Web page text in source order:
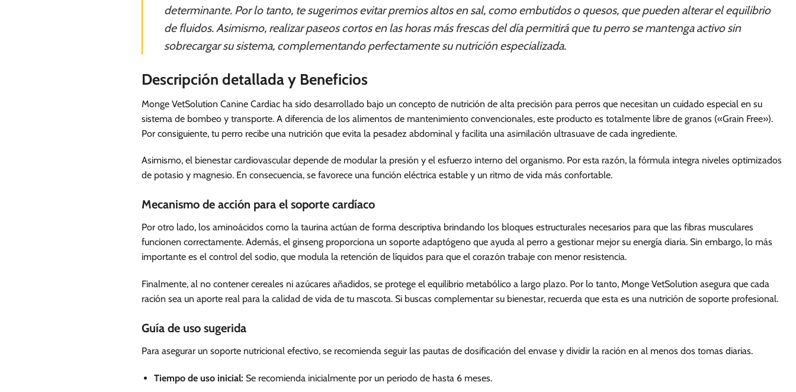
determinante. Por lo tanto, te sugerimos evitar premios altos en sal, como embutidos o quesos, que pueden alterar el equilibrio
de fluidos. Asimismo, realizar paseos cortos en las horas más frescas del día permitirá que tu perro se mantenga activo sin
sobrecargar su sistema, complementando perfectamente su nutrición especializada.
Descripción detallada y Beneficios
Monge VetSolution Canine Cardiac ha sido desarrollado bajo un concepto de nutrición de alta precisión para perros que necesitan un cuidado especial en su
sistema de bombeo y transporte. A diferencia de los alimentos de mantenimiento convencionales, este producto es totalmente libre de granos («Grain Free»).
Por consiguiente, tu perro recibe una nutrición que evita la pesadez abdominal y facilita una asimilación ultrasuave de cada ingrediente.
Asimismo, el bienestar cardiovascular depende de modular la presión y el esfuerzo interno del organismo. Por esta razón, la fórmula integra niveles optimizados
de potasio y magnesio. En consecuencia, se favorece una función eléctrica estable y un ritmo de vida más confortable.
Mecanismo de acción para el soporte cardíaco
Por otro lado, los aminoácidos como la taurina actúan de forma descriptiva brindando los bloques estructurales necesarios para que las fibras musculares
funcionen correctamente. Además, el ginseng proporciona un soporte adaptógeno que ayuda al perro a gestionar mejor su energía diaria. Sin embargo, lo más
importante es el control del sodio, que modula la retención de líquidos para que el corazón trabaje con menor resistencia.
Finalmente, al no contener cereales ni azúcares añadidos, se protege el equilibrio metabólico a largo plazo. Por lo tanto, Monge VetSolution asegura que cada
ración sea un aporte real para la calidad de vida de tu mascota. Si buscas complementar su bienestar, recuerda que esta es una nutrición de soporte profesional.
Guía de uso sugerida
Para asegurar un soporte nutricional efectivo, se recomienda seguir las pautas de dosificación del envase y dividir la ración en al menos dos tomas diarias.
Tiempo de uso inicial: Se recomienda inicialmente por un periodo de hasta 6 meses.